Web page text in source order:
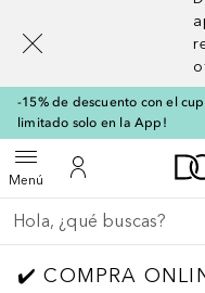
-15% de descuento con el
limitado solo en la App!
MenúAbrir menúMi cuenta
Regresar
Ejecutar búsqueda
✔️ COMPRA
✔️ COMPRA